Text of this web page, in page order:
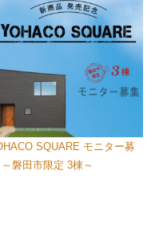
SQUARE モニター募
磐田市限定 3棟～